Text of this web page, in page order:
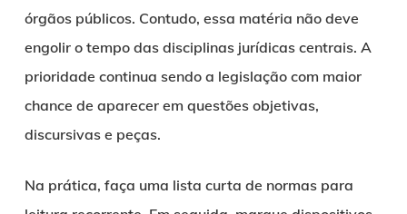
órgãos públicos. Contudo, essa matéria não deve
engolir o tempo das disciplinas jurídicas centrais. A
prioridade continua sendo a legislação com maior
chance de aparecer em questões objetivas,
discursivas e peças.
Na prática, faça uma lista curta de normas para